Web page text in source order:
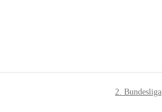
2. Bundesliga